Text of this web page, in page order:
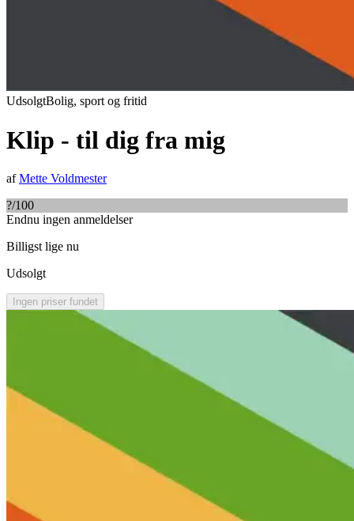
UdsolgtBolig, sport og fritid
Klip - til dig fra mig
afMette Voldmester
?/100
Endnu ingen anmeldelser
Billigst lige nu
Udsolgt
Ingen priser fundet